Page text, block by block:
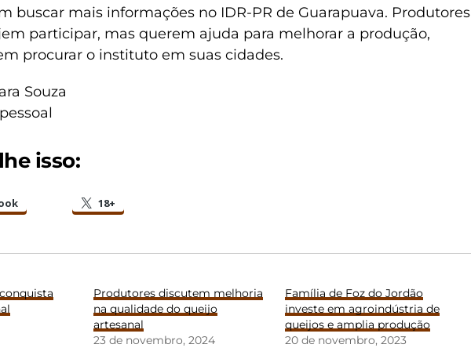
buscar mais informações no IDR-PR de Guarapuava. Produtores
participar, mas querem ajuda para melhorar a produção,
procurar o instituto em suas cidades.
Souza
isso:
18+
Produtores discutem melhoria
na qualidade do queijo
artesanal
23 de novembro, 2024
Família de Foz do Jordão
investe em agroindústria de
queijos e amplia produção
20 de novembro, 2023